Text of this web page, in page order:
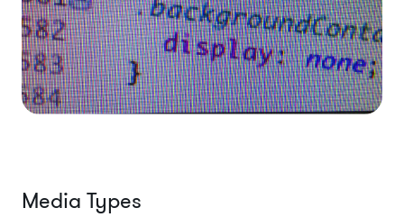
Media Types